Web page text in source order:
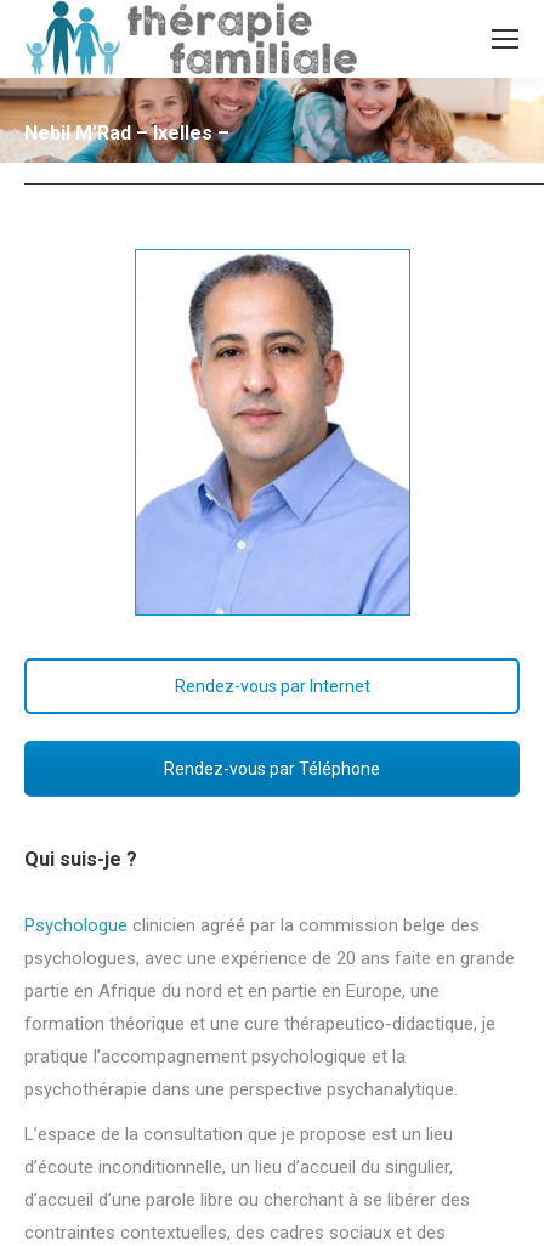
Nebil M’Rad – Ixelles –
Qui suis-je ?
Psychologue clinicien agréé par la commission belge des
psychologues, avec une expérience de 20 ans faite en grande
partie en Afrique du nord et en partie en Europe, une
formation théorique et une cure thérapeutico-didactique, je
pratique l’accompagnement psychologique et la
psychothérapie dans une perspective psychanalytique.
L’espace de la consultation que je propose est un lieu
d’écoute inconditionnelle, un lieu d’accueil du singulier,
d’accueil d’une parole libre ou cherchant à se libérer des
contraintes contextuelles, des cadres sociaux et des
Rendez-vous par Internet
Rendez-vous par Téléphone